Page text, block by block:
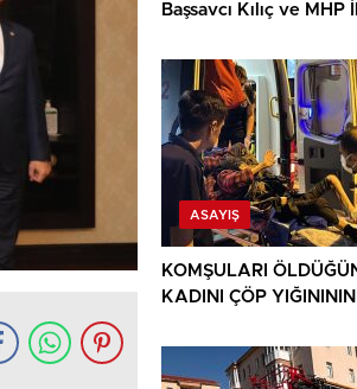
Başsavcı Kılıç ve MHP
ASAYIŞ
KOMŞULARI
KADINI ÇÖP